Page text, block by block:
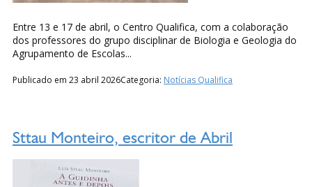
Entre 13 e 17 de abril, o Centro Qualifica, com a colaboração
dos professores do grupo disciplinar de Biologia e Geologia do
Agrupamento de Escolas...
Publicado em 23 abril 2026Categoria: Notícias Qualifica
Sttau Monteiro, escritor de Abril